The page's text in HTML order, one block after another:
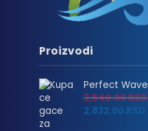
Proizvodi
Perfect Wave
3,540.00RSD
2,832.00 RSD